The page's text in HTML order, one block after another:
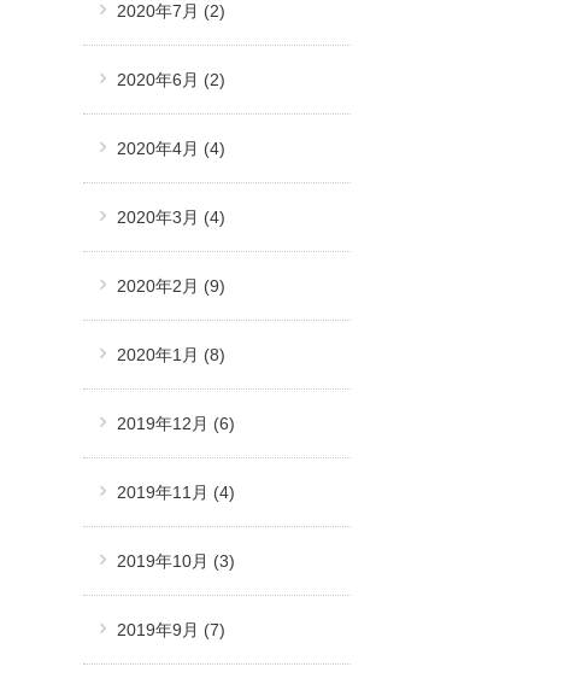
2020年7月 (2)
2020年6月 (2)
2020年4月 (4)
2020年3月 (4)
2020年2月 (9)
2020年1月 (8)
2019年12月 (6)
2019年11月 (4)
2019年10月 (3)
2019年9月 (7)